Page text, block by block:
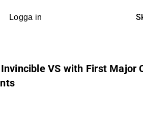
Logga in
VS with First